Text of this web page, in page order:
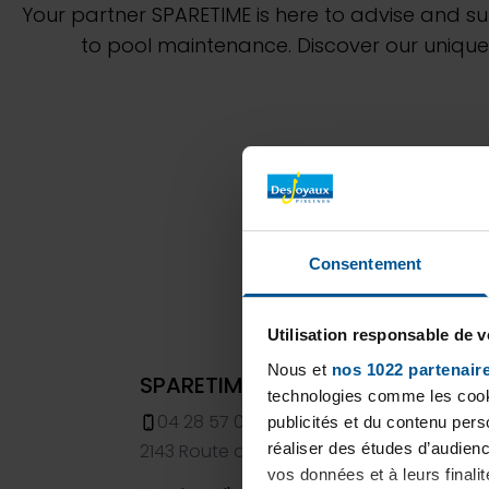
Consentement
Utilisation responsable de
Nous et nos 1022
technologies comme les
publicités et du contenu
réaliser des études
vos données et à leurs
Your partner SPARETIME is here to advise
to pool maintenance. Discover our
SPARETIME - Piscines Desjoyaux
04 28 57 00 10
2143 Route de Grenoble Le Fontabert, La